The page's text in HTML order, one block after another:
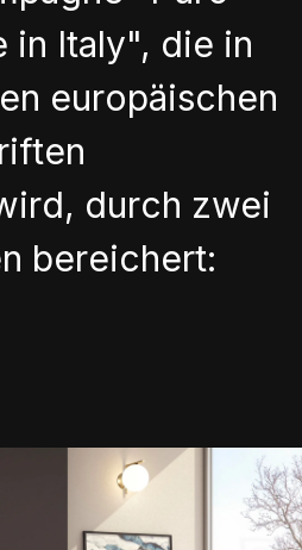
in Italy", die in
europäischen
durch zwei
bereichert: